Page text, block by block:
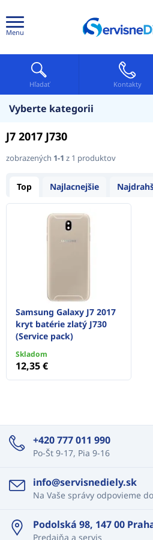
Menu
Hľadať Kontakty
Vyberte kategorii
J7 2017 J730
zobrazených 1-1 z 1 produktov
Top Najlacnejšie
Samsung Galaxy J7 2017
kryt batérie zlatý J730
(Service pack)
Skladom
12,35 €
+420 777 011 990
Po-Št 9-17, Pia 9-16
info@servisnediely.sk
Na Vaše správy odpovieme
Podolská 98, 147 00
Predajňa a servis